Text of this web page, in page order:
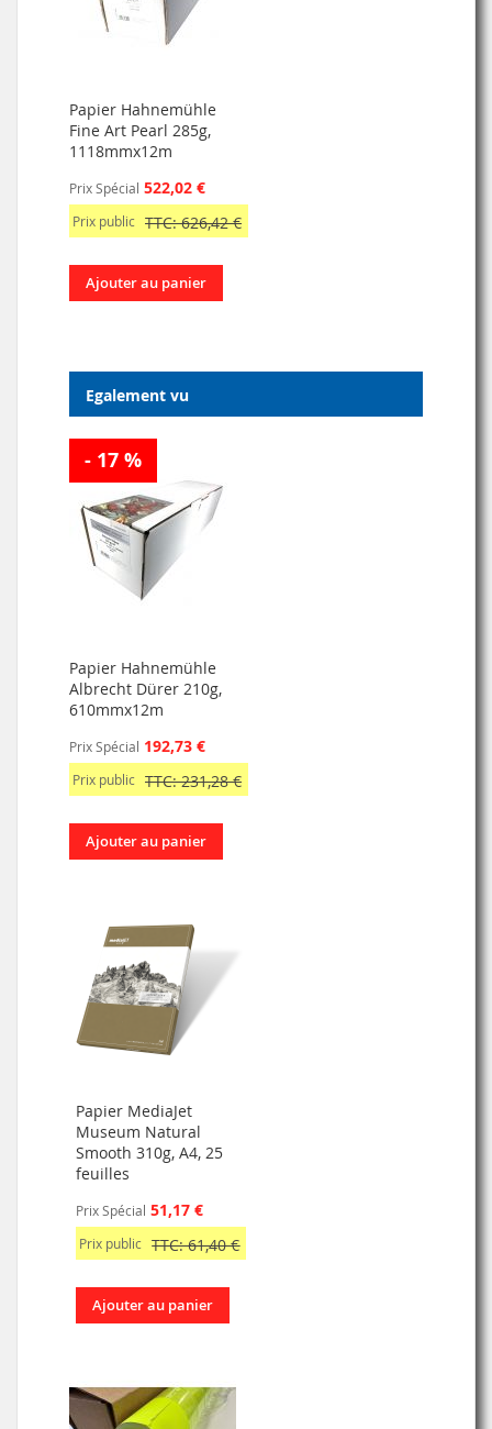
Papier Hahnemühle
Fine Art Pearl 285g,
1118mmx12m
Prix Spécial 522,02 €
Prix public TTC: 626,42 €
Ajouter au panier
Egalement vu
- 17 %
Papier Hahnemühle
Albrecht Dürer 210g,
610mmx12m
Prix Spécial 192,73 €
Prix public TTC: 231,28 €
Ajouter au panier
Papier MediaJet
Museum Natural
Smooth 310g, A4, 25
feuilles
Prix Spécial 51,17 €
Prix public TTC: 61,40 €
Ajouter au panier